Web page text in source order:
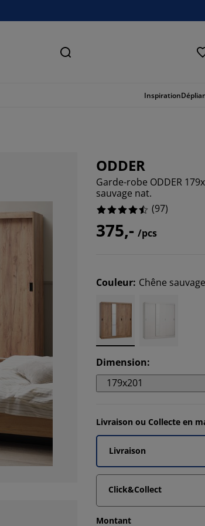
Recherche
Inspiration
ODDER
Garde-robe ODDER
sauvage nat.
(97)
375,- /pcs
Couleur: Chêne
Dimension:
179x201
Livraison ou Collecte en
Livraison
Click&Collect
Montant
3.0927835051546393%